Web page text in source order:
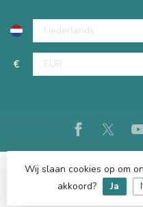
€
©
Wij slaan cookies op om
akkoord?
Ja